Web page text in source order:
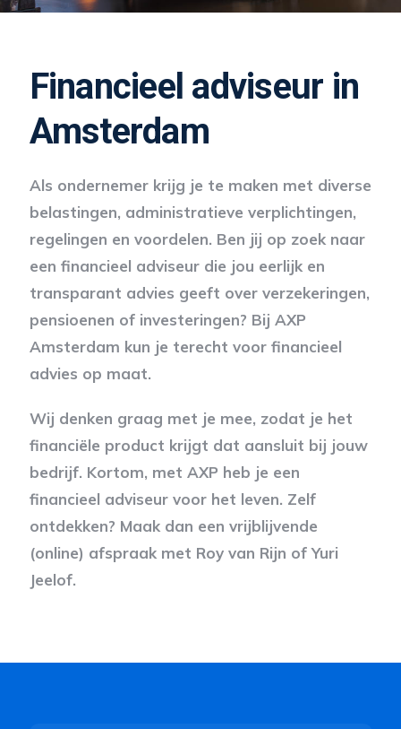
Financieel adviseur in
Amsterdam
Als ondernemer krijg je te maken met diverse
belastingen, administratieve verplichtingen,
regelingen en voordelen. Ben jij op zoek naar
een financieel adviseur die jou eerlijk en
transparant advies geeft over verzekeringen,
pensioenen of investeringen? Bij AXP
Amsterdam kun je terecht voor financieel
advies op maat.
Wij denken graag met je mee, zodat je het
financiële product krijgt dat aansluit bij jouw
bedrijf. Kortom, met AXP heb je een
financieel adviseur voor het leven. Zelf
ontdekken? Maak dan een vrijblijvende
(online) afspraak met Roy van Rijn of Yuri
Jeelof.